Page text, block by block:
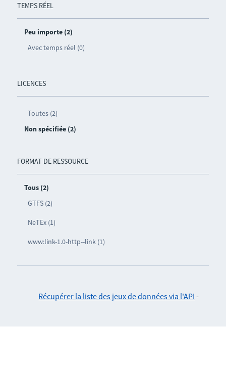
TEMPS RÉEL
Peu importe (2)
Avec temps réel (0)
LICENCES
Toutes (2)
Non spécifiée (2)
FORMAT DE RESSOURCE
Tous (2)
GTFS (2)
NeTEx (1)
www:link-1.0-http--link (1)
Récupérer la liste des jeux de données via l'API -